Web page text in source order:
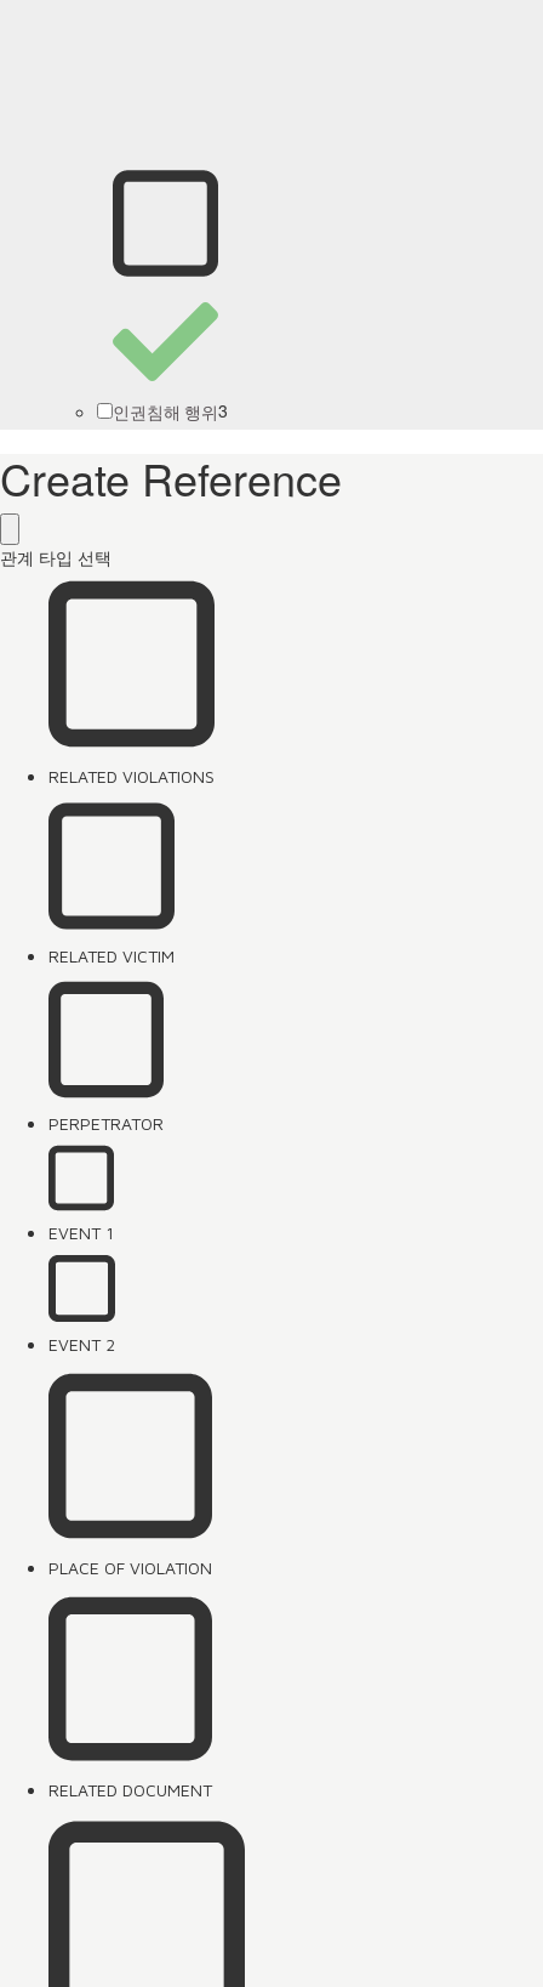
인권침해 행위3
Create Reference
관계 타입 선택
RELATED VIOLATIONS
RELATED VICTIM
PERPETRATOR
EVENT 1
EVENT 2
PLACE OF VIOLATION
RELATED DOCUMENT